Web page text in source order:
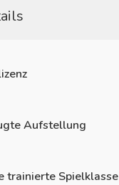
Aufstellung
trainierte Spielklasse